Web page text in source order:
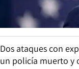
Dos ataques con
un policía muerto y